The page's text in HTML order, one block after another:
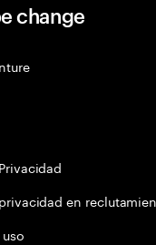
change
en